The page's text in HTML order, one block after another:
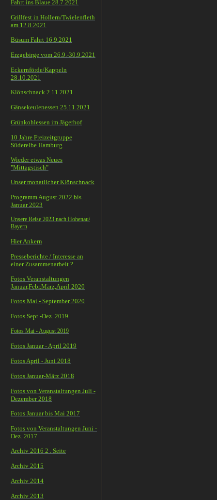
Fahrt ins Blaue 28.7.2021
Grillfest in Hollern/Twielenfleth
am 12.8.2021
Büsum Fahrt 16.9.2021
Erzgebirge vom 26.9.-30.9.2021
Eckernförde/Kappeln
28.10.2021
Klönschnack 2.11.2021
Gänsekeulenessen 25.11.2021
Grünkohlessen im Jägerhof
10 Jahre Freizeitgruppe
Süderelbe Hamburg
Wieder etwas Neues
"Mittagstisch"
Unser monatlicher Klönschnack
Programm August 2022 bis
Januar 2023
Unsere Reise 2023 nach Hohenau/
Bayern
Hier Ankern
Presseberichte / Interesse an
einer Zusammenarbeit ?
Fotos Veranstaltungen
Januar,Febr.März,April 2020
Fotos Mai - September 2020
Fotos Sept.-Dez. 2019
Fotos Mai - August 2019
Fotos Januar - April 2019
Fotos April - Juni 2018
Fotos Januar-März 2018
Fotos von Veranstaltungen Juli -
Dezember 2018
Fotos Januar bis Mai 2017
Fotos von Veranstaltungen Juni -
Dez. 2017
Archiv 2016 2 . Seite
Archiv 2015
Archiv 2014
Archiv 2013